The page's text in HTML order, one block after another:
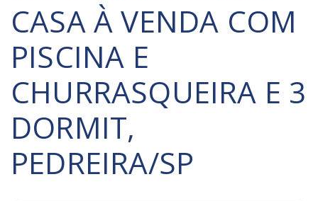
CASA À VENDA COM
PISCINA E
CHURRASQUEIRA E 3
DORMIT,
PEDREIRA/SP